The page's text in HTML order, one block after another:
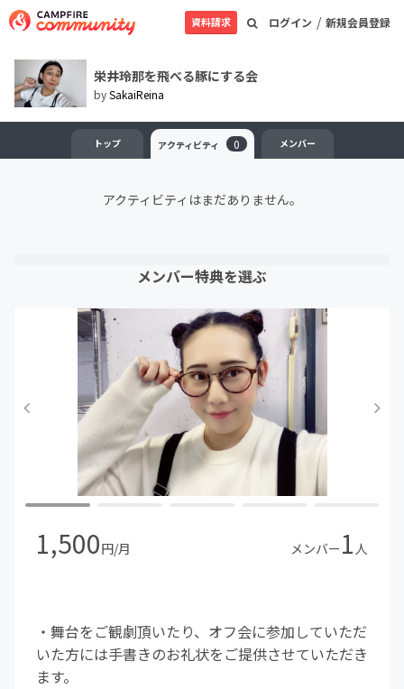
ログイン / 新規会員登録
資料請求
栄井玲那を飛べる豚にする会
bySakaiReina
トップ アクティビティ 0 メンバー
アクティビティはまだありません。
メンバー特典を選ぶ
1,500円/月 メンバー1 人
・舞台をご観劇頂いたり、オフ会に参加していただ
いた方には手書きのお礼状をご提供させていただき
ます。